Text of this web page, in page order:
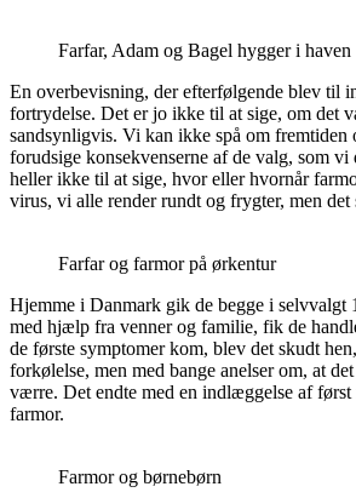
Farfar, Adam og Bagel hygger i haven
En overbevisning, der efterfølgende blev til
fortrydelse. Det er jo ikke til at sige, om det
sandsynligvis. Vi kan ikke spå om fremtiden
forudsige konsekvenserne af de valg, som
heller ikke til at sige, hvor eller hvornår
virus, vi alle render rundt og frygter, men det
Farfar og farmor på ørkentur
Hjemme i Danmark gik de begge i selvvalgt
med hjælp fra venner og familie, fik de
de første symptomer kom, blev det skudt
forkølelse, men med bange anelser om, at
værre. Det endte med en indlæggelse af
farmor.
Farmor og børnebørn